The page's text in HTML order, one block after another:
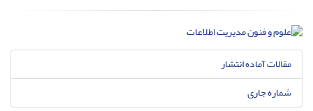
مقالات آماده انتشار
شماره جاری